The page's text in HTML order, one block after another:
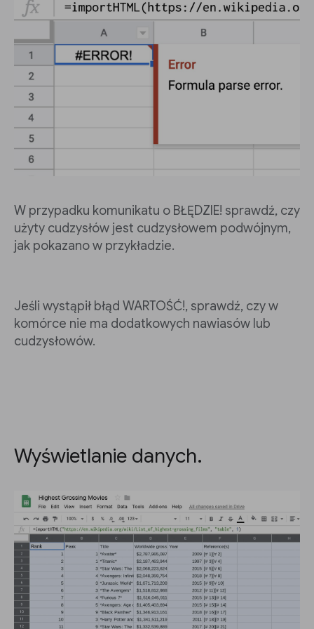
W przypadku komunikatu o BŁĘDZIE! sprawdź, czy
użyty cudzysłów jest cudzysłowem podwójnym,
jak pokazano w przykładzie.
Jeśli wystąpił błąd WARTOŚĆ!, sprawdź, czy w
komórce nie ma dodatkowych nawiasów lub
cudzysłowów.
Wyświetlanie danych.